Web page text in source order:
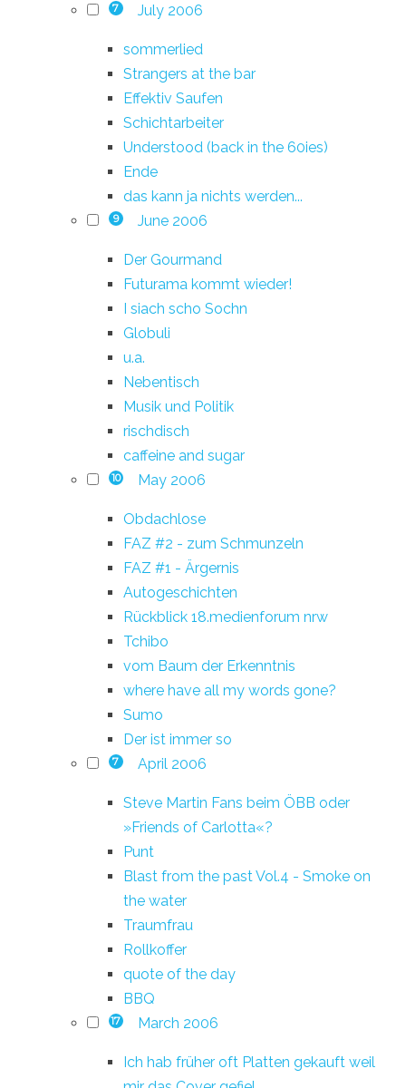
7 July 2006
sommerlied
Strangers at the bar
Effektiv Saufen
Schichtarbeiter
Understood (back in the 60ies)
Ende
das kann ja nichts werden...
9 June 2006
Der Gourmand
Futurama kommt wieder!
I siach scho Sochn
Globuli
u.a.
Nebentisch
Musik und Politik
rischdisch
caffeine and sugar
10 May 2006
Obdachlose
FAZ #2 - zum Schmunzeln
FAZ #1 - Ärgernis
Autogeschichten
Rückblick 18.medienforum nrw
Tchibo
vom Baum der Erkenntnis
where have all my words gone?
Sumo
Der ist immer so
7 April 2006
Steve Martin Fans beim ÖBB oder
»Friends of Carlotta«?
Punt
Blast from the past Vol.4 - Smoke on
the water
Traumfrau
Rollkoffer
quote of the day
BBQ
17 March 2006
Ich hab früher oft Platten gekauft weil